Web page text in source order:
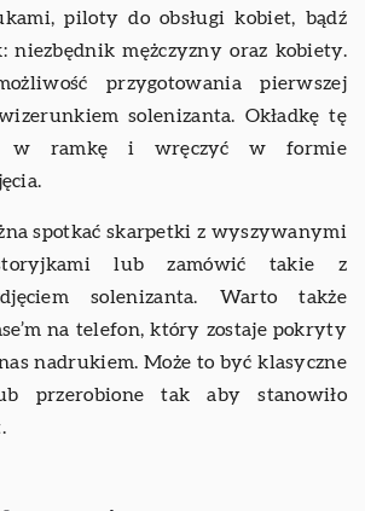
piloty do obsługi kobiet, bądź
niezbędnik mężczyzny oraz kobiety.
przygotowania pierwszej
solenizanta. Okładkę tę
w ramkę i wręczyć w formie
spotkać skarpetki z wyszywanymi
lub zamówić takie z
solenizanta. Warto także
na telefon, który zostaje pokryty
nadrukiem. Może to być klasyczne
przerobione tak aby stanowiło